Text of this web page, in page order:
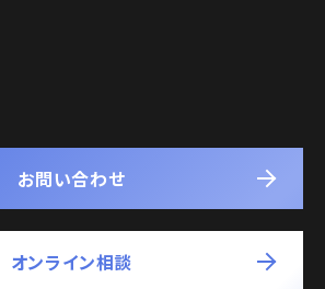
お問い合わせ
オンライン相談